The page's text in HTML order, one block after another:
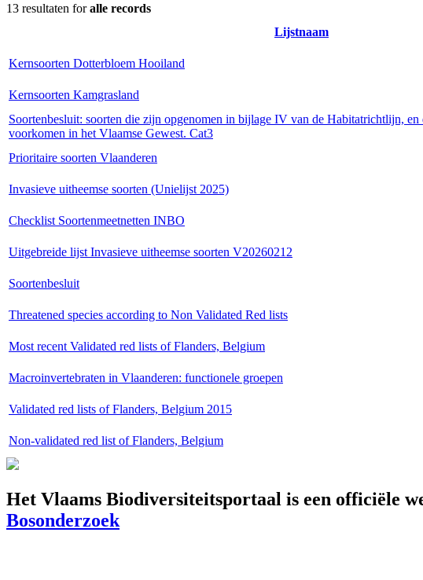
13 resultaten foralle records
Lijstnaam
Kernsoorten Dotterbloem Hooiland
Kernsoorten Kamgrasland
Soortenbesluit: soorten die zijn opgenomen in bijlage IV van de Habitatrichtlijn,
voorkomen in het Vlaamse Gewest. Cat3
Prioritaire soorten Vlaanderen
Invasieve uitheemse soorten (Unielijst 2025)
Checklist Soortenmeetnetten INBO
Uitgebreide lijst Invasieve uitheemse soorten V20260212
Soortenbesluit
Threatened species according to Non Validated Red lists
Most recent Validated red lists of Flanders, Belgium
Macroinvertebraten in Vlaanderen: functionele groepen
Validated red lists of Flanders, Belgium 2015
Non-validated red list of Flanders, Belgium
Het Vlaams Biodiversiteitsportaal is een officiële
Bosonderzoek